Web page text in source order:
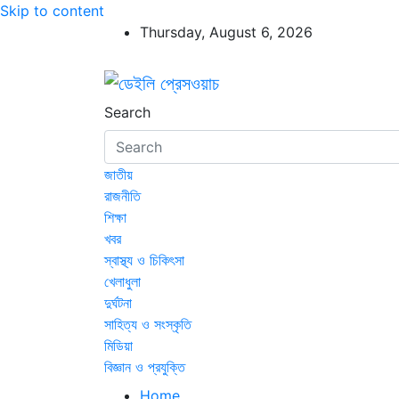
Skip to content
Thursday, August 6, 2026
ডেইলি প্রেসওয়াচ
ডেইলি প্রেসওয়াচ মুক্তিযুদ্ধের চেতনায় উদ্বুদ্ধ
Search
জাতীয়
রাজনীতি
শিক্ষা
খবর
স্বাস্থ্য ও চিকিৎসা
খেলাধুলা
দুর্ঘটনা
সাহিত্য ও সংস্কৃতি
মিডিয়া
বিজ্ঞান ও প্রযুক্তি
Home